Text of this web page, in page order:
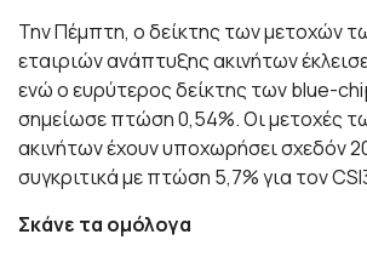
Την Πέμπτη, ο δείκτης των μετοχών
εταιριών ανάπτυξης ακινήτων
ενώ ο ευρύτερος δείκτης των blue-
σημείωσε πτώση 0,54%. Οι μετοχές
ακινήτων έχουν υποχωρήσει σχεδόν
συγκριτικά με πτώση 5,7% για τον
Σκάνε τα ομόλογα